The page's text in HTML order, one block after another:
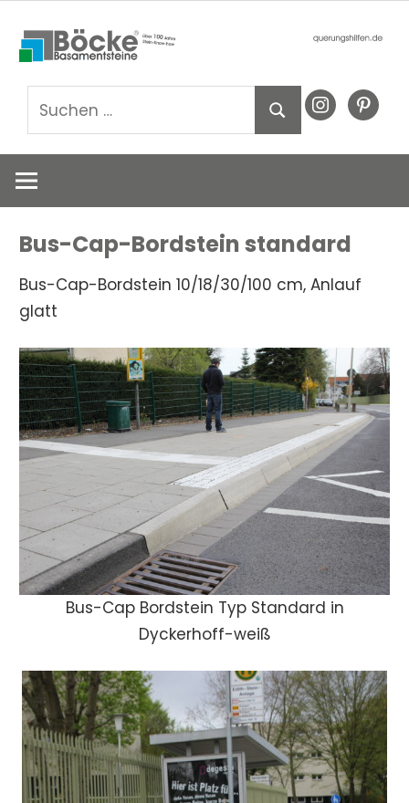
Inhalt
springen
Basamentsteine
Böcke
GmbH
Suchen
instagram
Bus-Cap-Bordstein standard
Bus-Cap-Bordstein 10/18/30/100 cm, Anlauf
glatt
Bus-Cap Bordstein Typ Standard in
Dyckerhoff-weiß